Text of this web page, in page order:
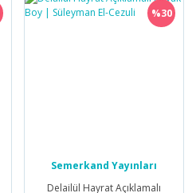
%30
Semerkand Yayınları
Delailül Hayrat Açıklamalı